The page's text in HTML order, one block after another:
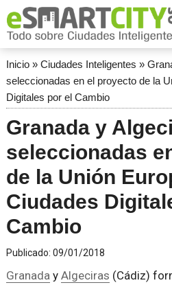
Inicio» Ciudades Inteligentes »
seleccionadas en el proyecto de la
Digitales por el Cambio
Granada y
seleccionadas
de la Unión
Ciudades
Cambio
Publicado: 09/01/2018
Granaday Algeciras (Cádiz)